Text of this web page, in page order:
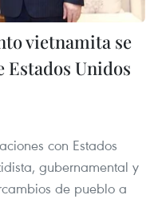
vietnamita se
Estados Unidos
con Estados
gubernamental y
de pueblo a